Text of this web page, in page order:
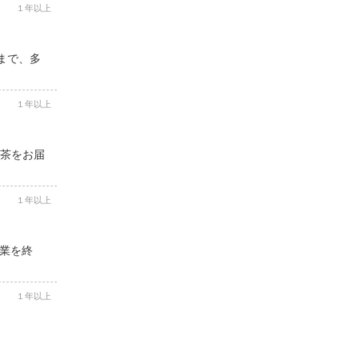
１年以上
で、多
１年以上
をお届
１年以上
を終
１年以上